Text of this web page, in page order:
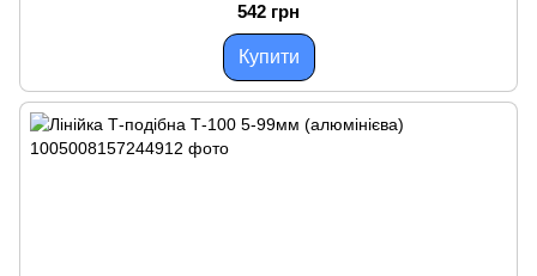
542 грн
Купити